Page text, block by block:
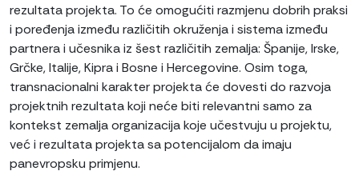
rezultata projekta. To će omogućiti razmjenu dobrih praksi
i poređenja između različitih okruženja i sistema između
partnera i učesnika iz šest različitih zemalja: Španije, Irske,
Grčke, Italije, Kipra i Bosne i Hercegovine. Osim toga,
transnacionalni karakter projekta će dovesti do razvoja
projektnih rezultata koji neće biti relevantni samo za
kontekst zemalja organizacija koje učestvuju u projektu,
već i rezultata projekta sa potencijalom da imaju
panevropsku primjenu.